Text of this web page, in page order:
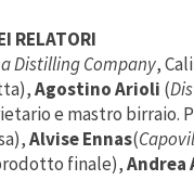
RELATORI
Distilling Company,
Agostino Arioli (
e mastro
Alvise Ennas(
finale),Andrea